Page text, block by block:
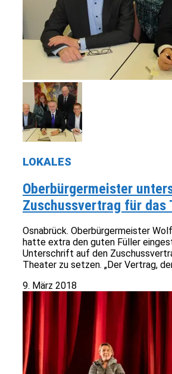
LOKALES
Oberbürgermeister
Zuschussvertrag für das
Osnabrück. Oberbürgermeister
hatte extra den guten Füller
Unterschrift auf den
Theater zu setzen. „Der Vertrag,
9. März 2018